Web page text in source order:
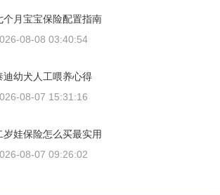
个月宝宝保险配置指南
08-08 03:40:54
迪幼犬人工喂养心得
08-07 15:31:16
岁娃保险怎么买最实用
08-07 09:26:02